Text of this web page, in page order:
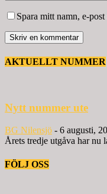
Spara mitt namn, e-
AKTUELLT NUMMER
Nytt nummer ute
BG Nilensjö - 6 augusti,
Årets tredje utgåva har nu
FÖLJ OSS